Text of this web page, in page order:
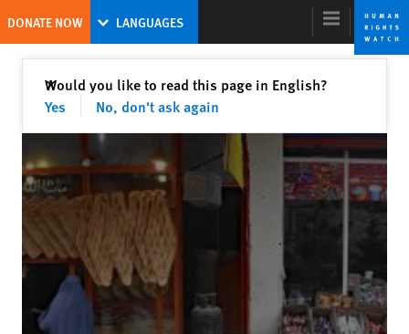
Skip
to
cookie
Skip
to
main
World Report 2023
A New Model for Global Leadership on
Human Rights
Former Executive Director
LANGUAGES
DONATE NOW
Would you like to read this page in English?
Yes
No, don't ask again
✕Close